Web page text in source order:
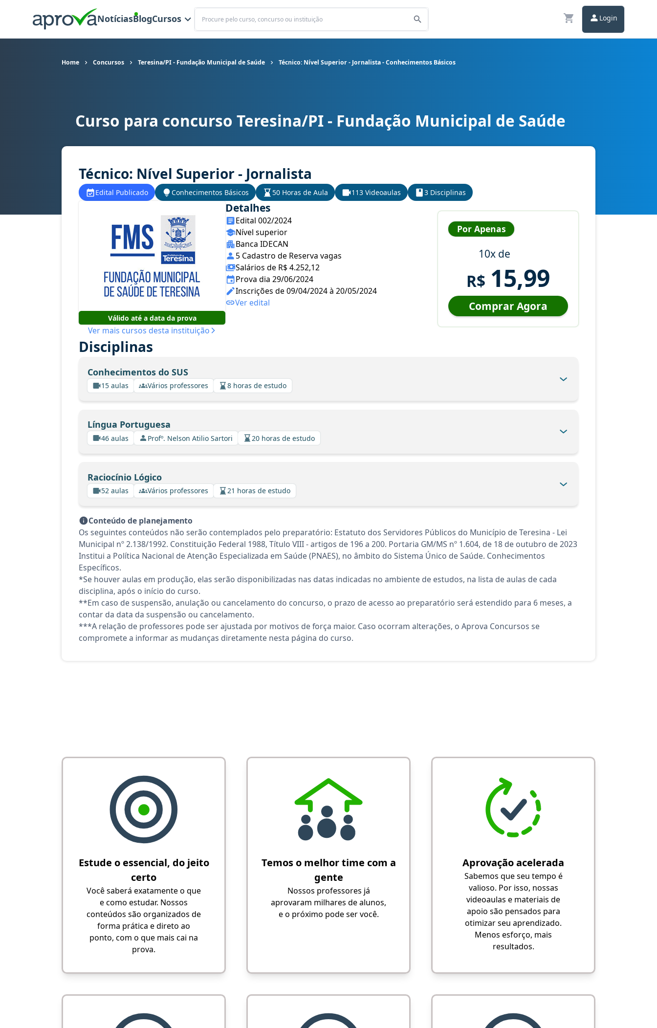
NotíciasBlogCursos
Buscar
Login
Home Concursos Teresina/PI - Fundação Municipal de Saúde Técnico: Nível Superior - Jornalista - Conhecimentos Básicos
Curso para concurso FMS - Teresina/PI - Fundação Municipal de Saúde cargo Técnico: Nível Superior - Jornalista - Conhecimentos Básicos
Curso para concurso Teresina/PI - Fundação Municipal de Saúde
Técnico: Nível Superior - Jornalista
Edital Publicado Conhecimentos Básicos 50 Horas de Aula 113 Videoaulas 3 Disciplinas
Válido até a data da prova
Ver mais cursos desta instituição
Detalhes
Edital 002/2024
Nível superior
Banca IDECAN
5 Cadastro de Reserva vagas
Salários de R$ 4.252,12
Prova dia 29/06/2024
Inscrições de 09/04/2024 à 20/05/2024
Ver edital
Por Apenas
10x de
R$ 15,99
Comprar Agora
Disciplinas
Conhecimentos do SUS
15 aulas Vários professores 8 horas de estudo
Língua Portuguesa
46 aulas Profº. Nelson Atilio Sartori 20 horas de estudo
Raciocínio Lógico
52 aulas Vários professores 21 horas de estudo
Conteúdo de planejamento
Os seguintes conteúdos não serão contemplados pelo preparatório: Estatuto dos Servidores Públicos do Município de Teresina - Lei
Municipal nº 2.138/1992. Constituição Federal 1988, Título VIII - artigos de 196 a 200. Portaria GM/MS nº 1.604, de 18 de outubro de 2023
Institui a Política Nacional de Atenção Especializada em Saúde (PNAES), no âmbito do Sistema Único de Saúde. Conhecimentos
Específicos.
*Se houver aulas em produção, elas serão disponibilizadas nas datas indicadas no ambiente de estudos, na lista de aulas de cada
disciplina, após o início do curso.
**Em caso de suspensão, anulação ou cancelamento do concurso, o prazo de acesso ao preparatório será estendido para 6 meses, a
contar da data da suspensão ou cancelamento.
***A relação de professores pode ser ajustada por motivos de força maior. Caso ocorram alterações, o Aprova Concursos se
compromete a informar as mudanças diretamente nesta página do curso.
Estude o essencial, do jeito
certo
Você saberá exatamente o que
e como estudar. Nossos
conteúdos são organizados de
forma prática e direto ao
ponto, com o que mais cai na
prova.
Temos o melhor time com a
gente
Nossos professores já
aprovaram milhares de alunos,
e o próximo pode ser você.
Aprovação acelerada
Sabemos que seu tempo é
valioso. Por isso, nossas
videoaulas e materiais de
apoio são pensados para
otimizar seu aprendizado.
Menos esforço, mais
resultados.